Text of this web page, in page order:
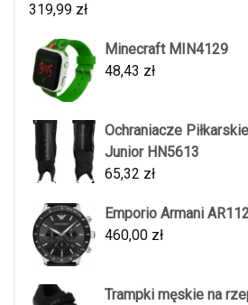
319,99 zł
Minecraft MIN4129
48,43 zł
Ochraniacze
Junior HN5613
65,32 zł
Emporio Armani
460,00 zł
Trampki męskie na